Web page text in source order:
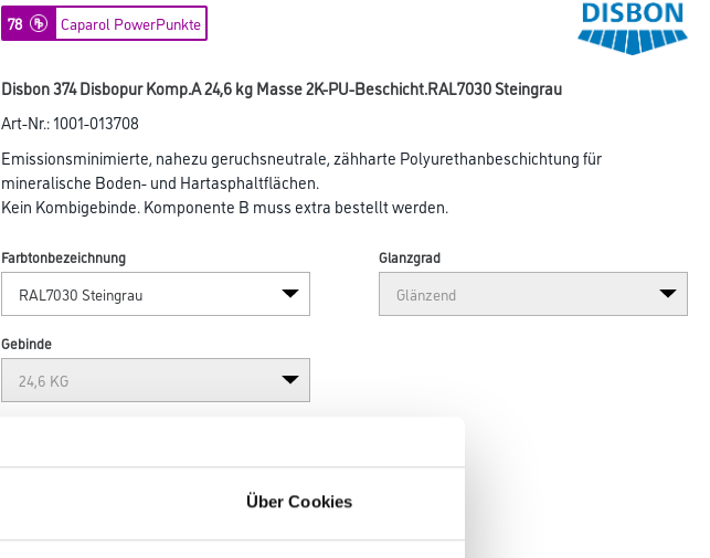
Über Cookies
78 Caparol PowerPunkte
Disbon 374 Disbopur Komp.A 24,6 kg Masse 2K-PU-Beschicht.RAL7030 Steingrau
Art-Nr.:1001-013708
Emissionsminimierte, nahezu geruchsneutrale, zähharte Polyurethanbeschichtung für
mineralische Boden- und Hartasphaltflächen.
Kein Kombigebinde. Komponente B muss extra bestellt werden.
Farbtonbezeichnung Glanzgrad
Gebinde
Umrechnungsfaktoren